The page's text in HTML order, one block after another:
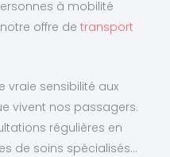
à mobilité
offre de transport
vraie sensibilité aux
vivent nos passagers.
régulières en
de soins spécialisés…